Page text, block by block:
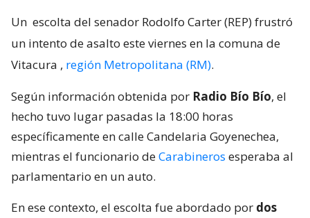
Un escolta del senador Rodolfo Carter (REP) frustró
un intento de asalto este viernes en la comuna de
Vitacura , región Metropolitana (RM).
Según información obtenida por Radio Bío Bío, el
hecho tuvo lugar pasadas la 18:00 horas
específicamente en calle Candelaria Goyenechea,
mientras el funcionario deCarabineros esperaba al
parlamentario en un auto.
En ese contexto, el escolta fue abordado por dos